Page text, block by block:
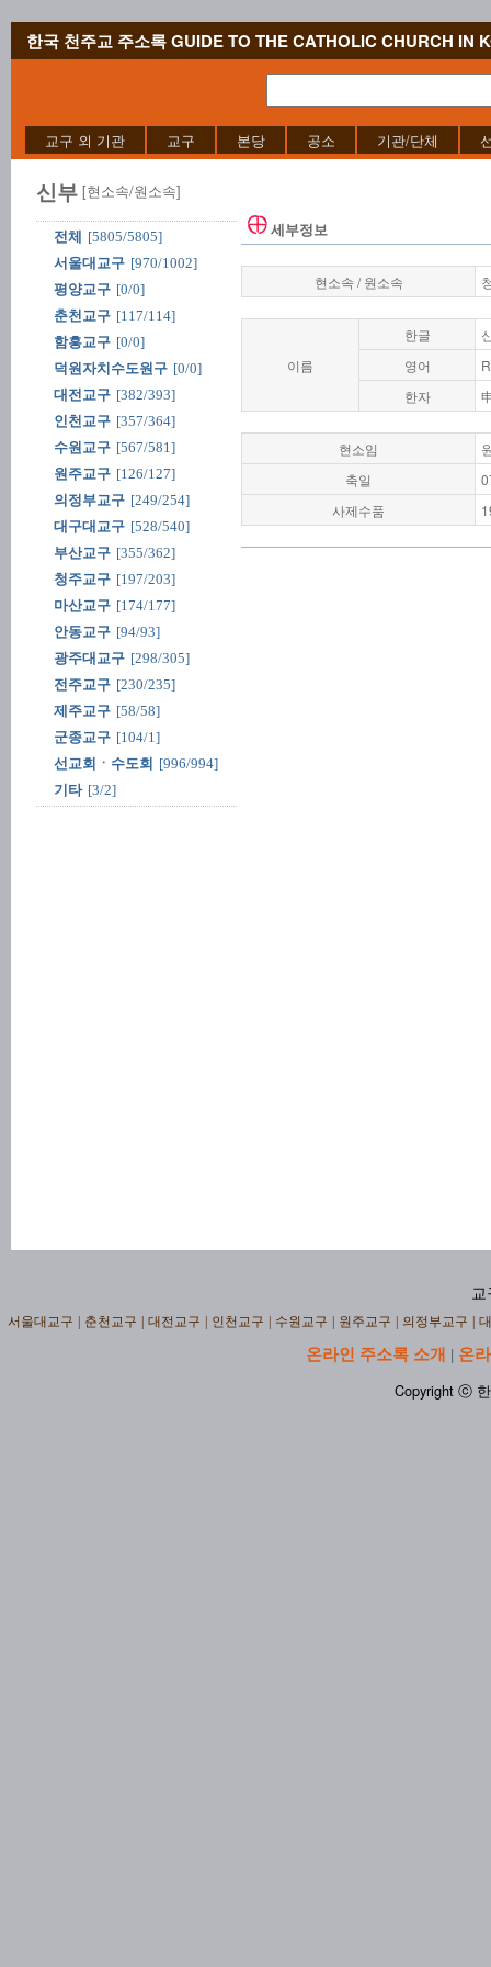
한국 천주교 주소록 GUIDE TO THE CATHOLIC CHURCH IN
교구 외 기관 교구 본당 공소 기관/단체
신부 [현소속/원소속]
전체
[5805/5805]
서울대교구 [970/1002]
평양교구 [0/0]
춘천교구 [117/114]
함흥교구 [0/0]
덕원자치수도원구 [0/0]
대전교구 [382/393]
인천교구 [357/364]
수원교구 [567/581]
원주교구 [126/127]
의정부교구 [249/254]
대구대교구 [528/540]
부산교구 [355/362]
청주교구 [197/203]
마산교구 [174/177]
안동교구 [94/93]
광주대교구 [298/305]
전주교구 [230/235]
제주교구 [58/58]
군종교구 [104/1]
선교회ㆍ수도회 [996/994]
기타 [3/2]
세부정보
현소속 / 원소속
이름
한글
영어
한자
현소임
축일
사제수품
교
서울대교구 춘천교구 대전교구 인천교구 수원교구 원주교구 의정부교구
온라인 주소록 소개 | 온
Copyright ⓒ